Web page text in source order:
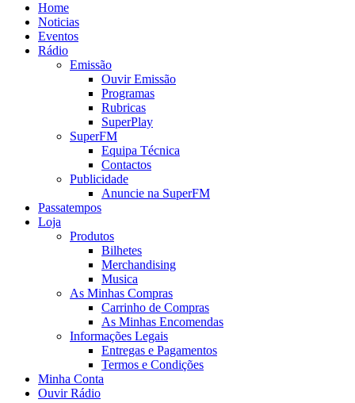
Home
Noticias
Eventos
Rádio
Emissão
Ouvir Emissão
Programas
Rubricas
SuperPlay
SuperFM
Equipa Técnica
Contactos
Publicidade
Anuncie na SuperFM
Passatempos
Loja
Produtos
Bilhetes
Merchandising
Musica
As Minhas Compras
Carrinho de Compras
As Minhas Encomendas
Informações Legais
Entregas e Pagamentos
Termos e Condições
Minha Conta
Ouvir Rádio